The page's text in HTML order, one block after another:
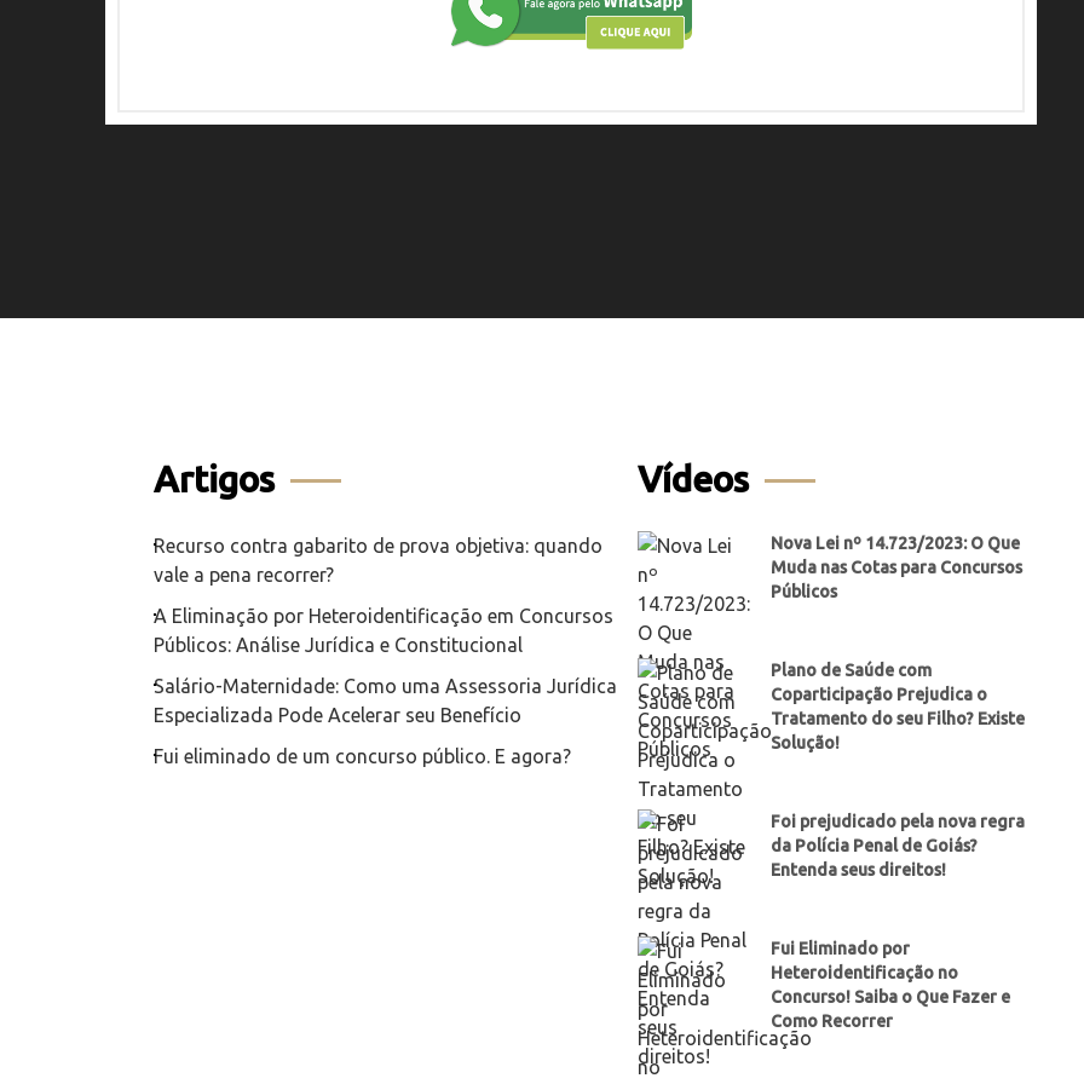
Artigos
Recurso contra gabarito de prova objetiva: quando
vale a pena recorrer?
A Eliminação por Heteroidentificação em Concursos
Públicos: Análise Jurídica e Constitucional
Salário-Maternidade: Como uma Assessoria Jurídica
Especializada Pode Acelerar seu Benefício
Fui eliminado de um concurso público. E agora?
Vídeos
Nova Lei nº 14.723/2023: O Que
Muda nas Cotas para Concursos
Públicos
Plano de Saúde com
Coparticipação Prejudica o
Tratamento do seu Filho? Existe
Solução!
Foi prejudicado pela nova regra
da Polícia Penal de Goiás?
Entenda seus direitos!
Fui Eliminado por
Heteroidentificação no
Concurso! Saiba o Que Fazer e
Como Recorrer